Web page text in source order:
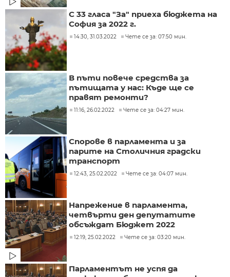
С 33 гласа "За" приеха бюджета на
София за 2022 г.
14:30, 31.03.2022 Чете се за: 07:50 мин.
В пъти повече средства за
пътищата у нас: Къде ще се
правят ремонти?
11:16, 26.02.2022 Чете се за: 04:27 мин.
Спорове в парламента и за
парите на Столичния градски
транспорт
12:43, 25.02.2022 Чете се за: 04:07 мин.
Напрежение в парламента,
четвърти ден депутатите
обсъждат Бюджет 2022
12:19, 25.02.2022 Чете се за: 03:20 мин.
Парламентът не успя да